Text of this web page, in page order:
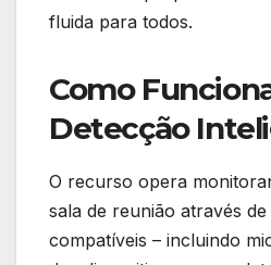
fluida para todos.
Como
Detecção
O recurso opera
sala de reunião através
compatíveis – incluindo